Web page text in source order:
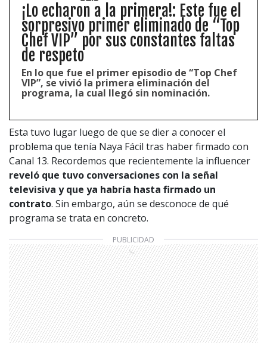
¡Lo echaron a la primera!: Este fue el
sorpresivo primer eliminado de “Top
Chef VIP” por sus constantes faltas
de respeto
En lo que fue el primer episodio de “Top Chef
VIP”, se vivió la primera eliminación del
programa, la cual llegó sin nominación.
Esta tuvo lugar luego de que se dier a conocer el
problema que tenía Naya Fácil tras haber firmado con
Canal 13. Recordemos que recientemente la influencer
reveló que tuvo conversaciones con la señal
televisiva y que ya habría hasta firmado un
contrato. Sin embargo, aún se desconoce de qué
programa se trata en concreto.